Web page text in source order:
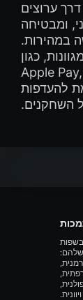
ערוצים
ומבטיחה
במהירות.
כגון
Apple
להעדפות
השחקנים.